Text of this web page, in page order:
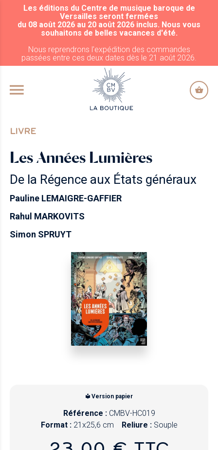
ALLER AU CONTENU PRINCIPAL
Les éditions du Centre de musique baroque de
Versailles seront fermées
du 08 août 2026 au 20 août 2026 inclus. Nous vous
souhaitons de belles vacances d'été.
Nous reprendrons l'expédition des commandes
passées entre ces deux dates dès le 21 août 2026.
LIVRE
Les Années Lumières
De la Régence aux États généraux
Pauline LEMAIGRE-GAFFIER
Rahul MARKOVITS
Simon SPRUYT
Version papier
Référence : CMBV-HC019
Format : 21x25,6 cm Reliure : Souple